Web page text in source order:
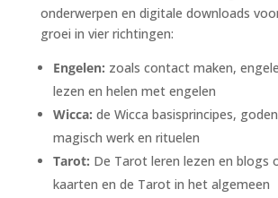
onderwerpen en digitale downloads
groei in vier richtingen:
Engelen: zoals contact maken,
lezen en helen met engelen
Wicca: de Wicca basisprincipes,
magisch werk en rituelen
Tarot: De Tarot leren lezen en blogs
kaarten en de Tarot in het algemeen